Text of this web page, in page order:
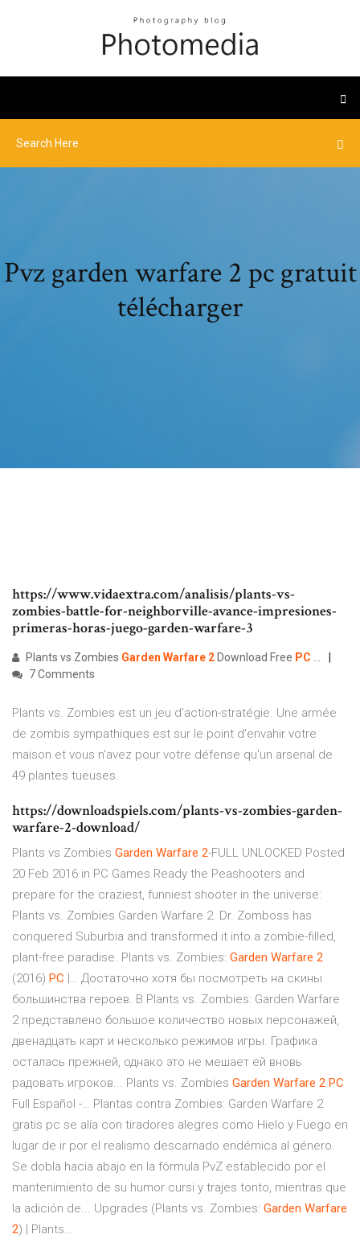
Pvz garden warfare 2 pc gratuit
télécharger
https://www.vidaextra.com/analisis/plants-vs-
zombies-battle-for-neighborville-avance-impresiones-
primeras-horas-juego-garden-warfare-3
Plants vs Zombies Garden Warfare 2 Download Free PC ...
7 Comments
Plants vs. Zombies est un jeu d’action-stratégie. Une armée
de zombis sympathiques est sur le point d'envahir votre
maison et vous n'avez pour votre défense qu'un arsenal de
49 plantes tueuses.
https://downloadspiels.com/plants-vs-zombies-garden-
warfare-2-download/
Plants vs Zombies Garden Warfare 2-FULL UNLOCKED Posted
20 Feb 2016 in PC Games.Ready the Peashooters and
prepare for the craziest, funniest shooter in the universe:
Plants vs. Zombies Garden Warfare 2. Dr. Zomboss has
conquered Suburbia and transformed it into a zombie-filled,
plant-free paradise. Plants vs. Zombies: Garden Warfare 2
(2016) PC |… Достаточно хотя бы посмотреть на скины
большинства героев. В Plants vs. Zombies: Garden Warfare
2 представлено большое количество новых персонажей,
двенадцать карт и несколько режимов игры. Графика
осталась прежней, однако это не мешает ей вновь
радовать игроков... Plants vs. Zombies Garden Warfare 2 PC
Full Español -… Plantas contra Zombies: Garden Warfare 2
gratis pc se alía con tiradores alegres como Hielo y Fuego en
lugar de ir por el realismo descarnado endémica al género.
Se dobla hacia abajo en la fórmula PvZ establecido por el
mantenimiento de su humor cursi y trajes tonto, mientras que
la adición de... Upgrades (Plants vs. Zombies: Garden Warfare
2) | Plants…